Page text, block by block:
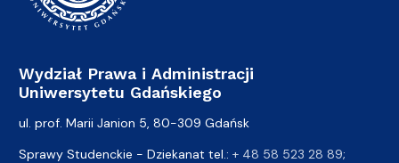
Wydział Prawa i Administracji
Uniwersytetu Gdańskiego
ul. prof. Marii Janion 5, 80-309 Gdańsk
Sprawy Studenckie - Dziekanat tel.: + 48 58 523 28 89;